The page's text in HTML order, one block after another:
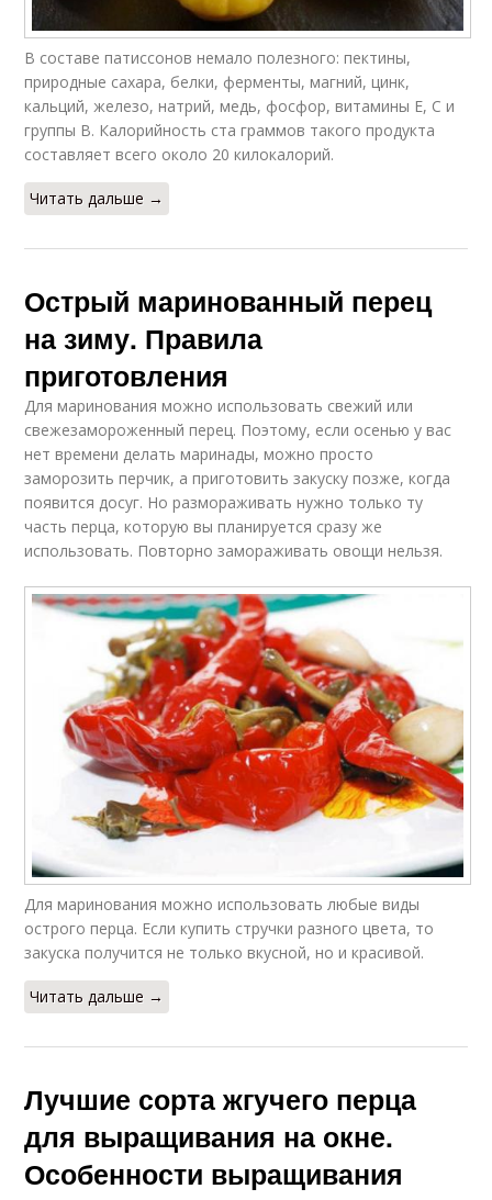
В составе патиссонов немало полезного: пектины,
природные сахара, белки, ферменты, магний, цинк,
кальций, железо, натрий, медь, фосфор, витамины Е, С и
группы В. Калорийность ста граммов такого продукта
составляет всего около 20 килокалорий.
Читать дальше →
Острый маринованный перец
на зиму. Правила
приготовления
Для маринования можно использовать свежий или
свежезамороженный перец. Поэтому, если осенью у вас
нет времени делать маринады, можно просто
заморозить перчик, а приготовить закуску позже, когда
появится досуг. Но размораживать нужно только ту
часть перца, которую вы планируется сразу же
использовать. Повторно замораживать овощи нельзя.
Для маринования можно использовать любые виды
острого перца. Если купить стручки разного цвета, то
закуска получится не только вкусной, но и красивой.
Читать дальше →
Лучшие сорта жгучего перца
для выращивания на окне.
Особенности выращивания